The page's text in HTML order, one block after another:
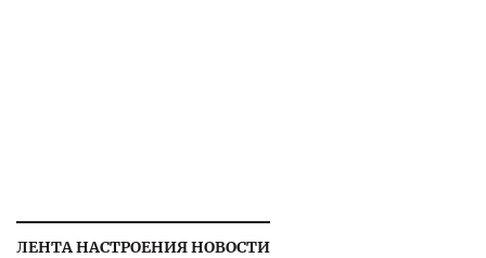
ЛЕНТА НАСТРОЕНИЯ НОВОСТИ